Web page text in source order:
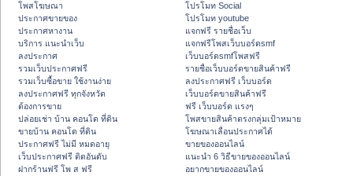
โพสโฆษณา
ประกาศขายของ
ประกาศหางาน
บริการ แนะนำเว็บ
ลงประกาศ
รวมเว็บประกาศฟรี
รวมเว็บซื้อขาย ใช้งานง่าย
ลงประกาศฟรี ทุกจังหวัด
ต้องการขาย
ปล่อยเช่า บ้าน คอนโด ที่ดิน
ขายบ้าน คอนโด ที่ดิน
ประกาศฟรี ไม่มี หมดอายุ
เว็บประกาศฟรี ติดอันดับ
ฝากร้านฟรี โพ ส ฟรี
โปรโมท Social
โปรโมท youtube
แจกฟรี รายชื่อเว็บ
แจกฟรีโพสเว็บบอร์ดsmf
เว็บบอร์ดsmfโพสฟรี
รายชื่อเว็บบอร์ดขายสินค้าฟรี
ลงประกาศฟรี เว็บบอร์ด
เว็บบอร์ดขายสินค้าฟรี
ฟรี เว็บบอร์ด แรงๆ
โพสขายสินค้าตรงกลุ่มเป้าหมาย
โฆษณาเลื่อนประกาศได้
ขายของออนไลน์
แนะนำ 6 วิธีขายของออนไลน์
อยากขายของออนไลน์